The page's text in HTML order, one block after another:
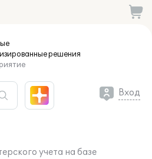
решения
Вход
учета на базе